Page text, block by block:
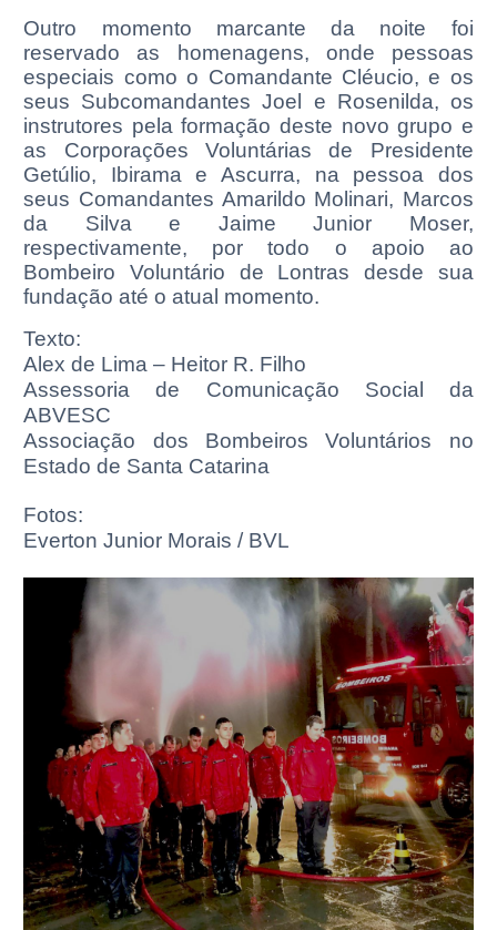
Outro momento marcante da noite foi
reservado as homenagens, onde pessoas
especiais como o Comandante Cléucio, e os
seus Subcomandantes Joel e Rosenilda, os
instrutores pela formação deste novo grupo e
as Corporações Voluntárias de Presidente
Getúlio, Ibirama e Ascurra, na pessoa dos
seus Comandantes Amarildo Molinari, Marcos
da Silva e Jaime Junior Moser,
respectivamente, por todo o apoio ao
Bombeiro Voluntário de Lontras desde sua
fundação até o atual momento.
Texto:
Alex de Lima – Heitor R. Filho
Assessoria de Comunicação Social da
ABVESC
Associação dos Bombeiros Voluntários no
Estado de Santa Catarina
Fotos:
Everton Junior Morais / BVL